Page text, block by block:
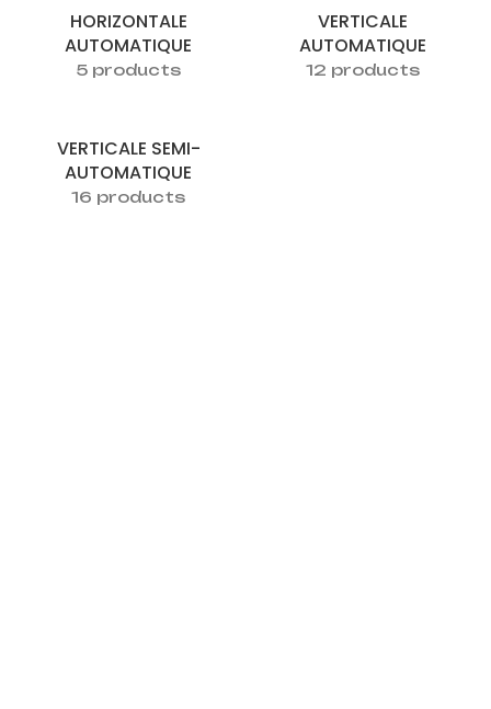
HORIZONTALE
AUTOMATIQUE
5 products
VERTICALE
AUTOMATIQUE
12 products
VERTICALE SEMI-
AUTOMATIQUE
16 products